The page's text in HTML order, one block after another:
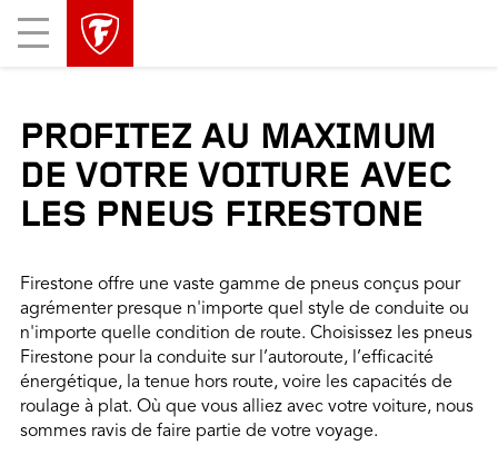
Mobile
Menu
skipped
PROFITEZ AU MAXIMUM
DE VOTRE VOITURE AVEC
LES PNEUS FIRESTONE
Firestone offre une vaste gamme de pneus conçus pour
agrémenter presque n'importe quel style de conduite ou
n'importe quelle condition de route. Choisissez les pneus
Firestone pour la conduite sur l’autoroute, l’efficacité
énergétique, la tenue hors route, voire les capacités de
roulage à plat. Où que vous alliez avec votre voiture, nous
sommes ravis de faire partie de votre voyage.